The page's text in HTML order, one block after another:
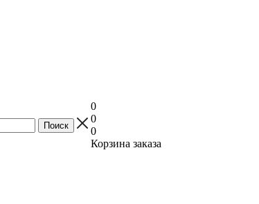
0
0
0
Корзина заказа